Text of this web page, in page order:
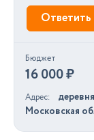
Ответить
Бюджет
16 000 ₽
Адрес
Московская